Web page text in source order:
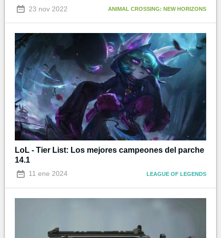
23 nov 2022 ANIMAL CROSSING: NEW HORIZONS
LoL - Tier List: Los mejores campeones del parche
14.1
11 ene 2024 LEAGUE OF LEGENDS